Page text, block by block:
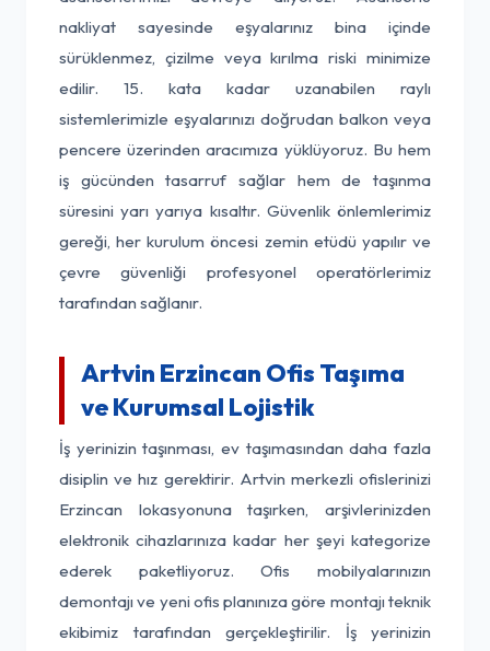
nakliyat sayesinde eşyalarınız bina içinde
sürüklenmez, çizilme veya kırılma riski minimize
edilir. 15. kata kadar uzanabilen raylı
sistemlerimizle eşyalarınızı doğrudan balkon veya
pencere üzerinden aracımıza yüklüyoruz. Bu hem
iş gücünden tasarruf sağlar hem de taşınma
süresini yarı yarıya kısaltır. Güvenlik önlemlerimiz
gereği, her kurulum öncesi zemin etüdü yapılır ve
çevre güvenliği profesyonel operatörlerimiz
tarafından sağlanır.
Artvin Erzincan Ofis Taşıma
ve Kurumsal Lojistik
İş yerinizin taşınması, ev taşımasından daha fazla
disiplin ve hız gerektirir. Artvin merkezli ofislerinizi
Erzincan lokasyonuna taşırken, arşivlerinizden
elektronik cihazlarınıza kadar her şeyi kategorize
ederek paketliyoruz. Ofis mobilyalarınızın
demontajı ve yeni ofis planınıza göre montajı teknik
ekibimiz tarafından gerçekleştirilir. İş yerinizin